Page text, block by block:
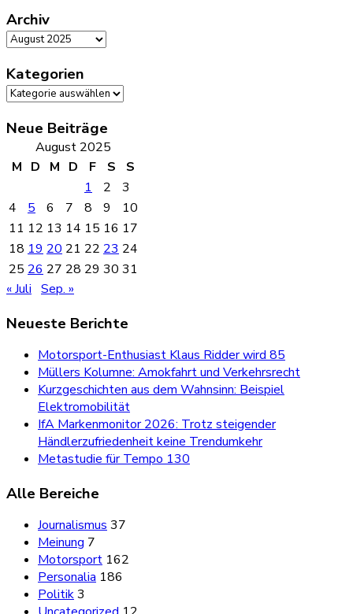
Archiv
Archiv
Kategorien
Kategorien
Neue Beiträge
August 2025
M D M D F S
S
1
2
3
4
5 6 7 8 9
10
11 12 13 14 15 16 17
18 19 20 21 22 23 24
25 26 27 28 29 30 31
« Juli Sep. »
Neueste Berichte
Motorsport-Enthusiast Klaus Ridder wird 85
Müllers Kolumne: Amokfahrt und Verkehrsrecht
Kurzgeschichten aus dem Wahnsinn: Beispiel
Elektromobilität
IfA Markenmonitor 2026: Trotz steigender
Händlerzufriedenheit keine Trendumkehr
Metastudie für Tempo 130
Alle Bereiche
Journalismus 37
Meinung 7
Motorsport 162
Personalia 186
Politik3